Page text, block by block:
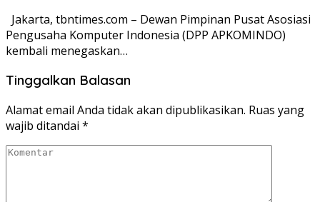
Jakarta, tbntimes.com – Dewan Pimpinan Pusat Asosiasi
Pengusaha Komputer Indonesia (DPP APKOMINDO)
kembali menegaskan…
Tinggalkan Balasan
Alamat email Anda tidak akan dipublikasikan. Ruas yang
wajib ditandai *